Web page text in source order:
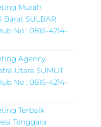
Murah
Barat SULBAR
No : 0816-4214-
Agency
Utara SUMUT
No : 0816-4214-
Terbaik
Tenggara